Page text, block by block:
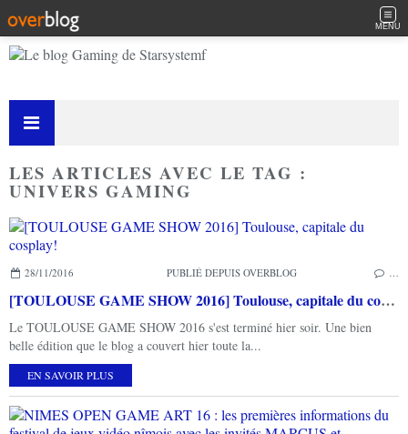
MENU
LES ARTICLES AVEC LE TAG :
UNIVERS GAMING
28/11/2016 PUBLIÉ DEPUIS OVERBLOG
[TOULOUSE GAME SHOW 2016] Toulouse, capitale du cosplay!
Le TOULOUSE GAME SHOW 2016 s'est terminé hier soir. Une bien
belle édition que le blog a couvert hier toute la...
EN SAVOIR PLUS